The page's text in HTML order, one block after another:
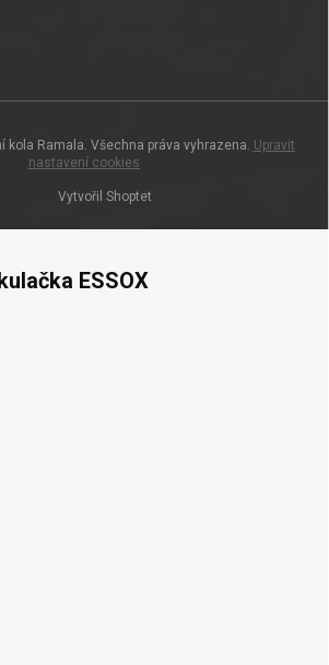
Vytvořil Shoptet
kola Ramala. Všechna práva vyhrazena. Upravit
nastavení cookies
ESSOX